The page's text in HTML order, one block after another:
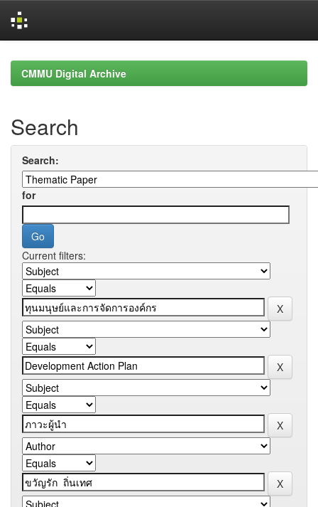
navigationCMMU Digital Archive
Search
Search:
for
Current filters: